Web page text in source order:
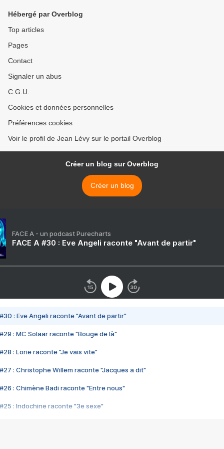
Hébergé par Overblog
Top articles
Pages
Contact
Signaler un abus
C.G.U.
Cookies et données personnelles
Préférences cookies
Voir le profil de Jean Lévy sur le portail Overblog
Créer un blog sur Overblog
Créer un blog
FACE A - un podcast Purecharts
FACE A #30 : Eve Angeli raconte "Avant de partir"
#30 : Eve Angeli raconte "Avant de partir"
#29 : MC Solaar raconte "Bouge de là"
#28 : Lorie raconte "Je vais vite"
#27 : Christophe Willem raconte "Jacques a dit"
#26 : Chimène Badi raconte "Entre nous"
#25 : Indochine raconte "3e sexe"